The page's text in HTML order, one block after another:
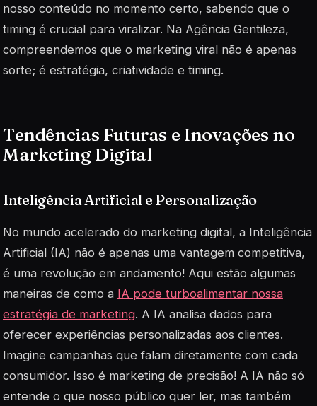
nosso conteúdo no momento certo, sabendo que o
timing é crucial para viralizar. Na Agência Gentileza,
compreendemos que o marketing viral não é apenas
sorte; é estratégia, criatividade e timing.
Tendências Futuras e Inovações no
Marketing Digital
Inteligência Artificial e Personalização
No mundo acelerado do marketing digital, a Inteligência
Artificial (IA) não é apenas uma vantagem competitiva,
é uma revolução em andamento! Aqui estão algumas
maneiras de como a IA pode turboalimentar nossa
estratégia de marketing. A IA analisa dados para
oferecer experiências personalizadas aos clientes.
Imagine campanhas que falam diretamente com cada
consumidor. Isso é marketing de precisão! A IA não só
entende o que nosso público quer ler, mas também